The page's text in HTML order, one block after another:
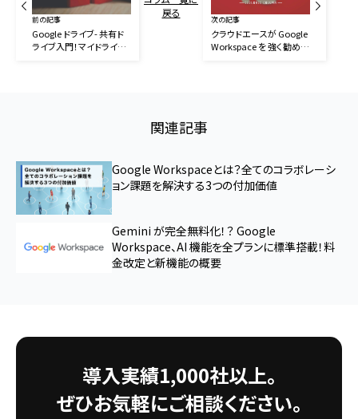
前の記事
Google ドライブ- 共有ド
ライブ入門！マイドライブ
戻る
次の記事
クラウドエースが Google
Workspace を 強く勧める
関連記事
Google Workspaceとは？全てのコラボレーシ
ョン課題を解決する3つの付加価値
Gemini が完全無料化！？ Google
Workspace、AI 機能を全プランに標準搭載！料
金改定と新機能の概要
導入実績1,000社以上。
ぜひお気軽にご相談ください。